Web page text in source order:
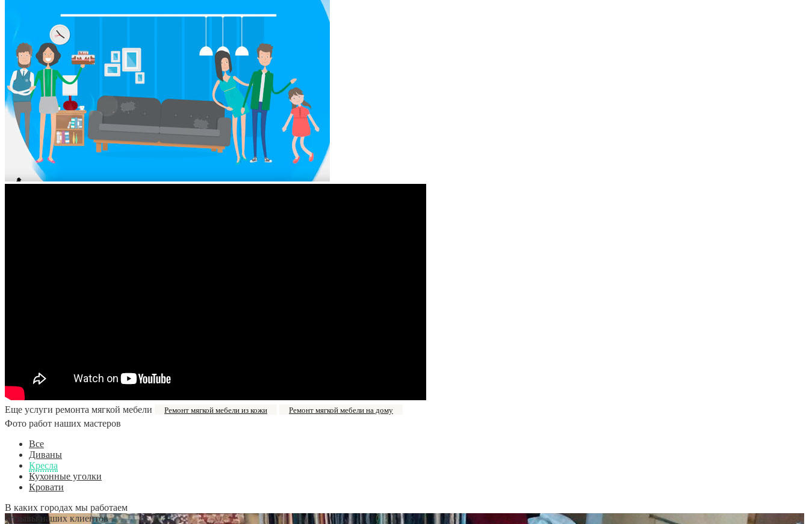
Еще услуги ремонта мягкой мебели Ремонт мягкой мебели из кожи Ремонт мягкой мебели на дому
Фото работ наших мастеров
Все
Диваны
Кресла
Кухонные уголки
Кровати
В каких городах мы работаем
Отзывы наших клиентов